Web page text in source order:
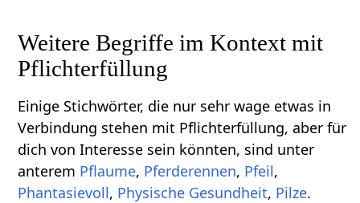
Weitere Begriffe im Kontext mit
Einige Stichwörter, die nur sehr wage etwas in
Verbindung stehen mit Pflichterfüllung‏‎, aber für
dich von Interesse sein könnten, sind unter
anterem
, ,
,
, ,
.